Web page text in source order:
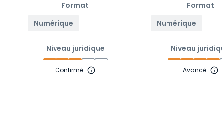
Format
Numérique
Format
Numérique
Niveau juridique
Confirmé
Niveau
Avancé